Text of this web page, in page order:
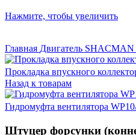
Нажмите, чтобы увеличить
Главная Двигатель SHACMAN
Прокладка впускного
Назад к товарам
Гидромуфта вентилятора
Штуцер форсунки